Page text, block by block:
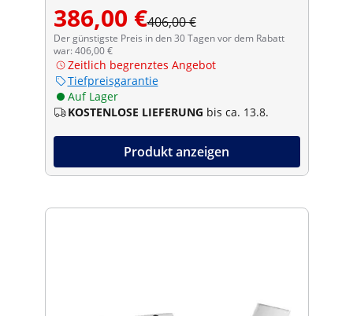
386,00 €406,00 €
Der günstigste Preis in den 30 Tagen vor dem Rabatt
war: 406,00 €
Zeitlich begrenztes Angebot
Tiefpreisgarantie
Auf Lager
KOSTENLOSE LIEFERUNG bis ca. 13.8.
Produkt anzeigen